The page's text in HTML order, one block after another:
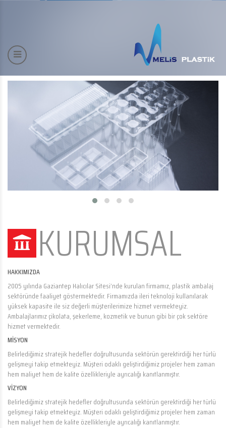
KURUMSAL
HAKKIMIZDA
2005 yılında Gaziantep Halıcılar Sitesi’nde kurulan firmamız, plastik ambalaj
sektöründe faaliyet göstermektedir. Firmamızda ileri teknoloji kullanılarak
yüksek kapasite ile siz değerli müşterilerimize hizmet vermekteyiz.
Ambalajlarımız çikolata, şekerleme, kozmetik ve bunun gibi bir çok sektöre
hizmet vermektedir.
MİSYON
Belirlediğimiz stratejik hedefler doğrultusunda sektörün gerektirdiği her türlü
gelişmeyi takip etmekteyiz. Müşteri odaklı geliştirdiğimiz projeler hem zaman
hem maliyet hem de kalite özellikleriyle ayrıcalığı kanıtlanmıştır.
VİZYON
Belirlediğimiz stratejik hedefler doğrultusunda sektörün gerektirdiği her türlü
gelişmeyi takip etmekteyiz. Müşteri odaklı geliştirdiğimiz projeler hem zaman
hem maliyet hem de kalite özellikleriyle ayrıcalığı kanıtlanmıştır.